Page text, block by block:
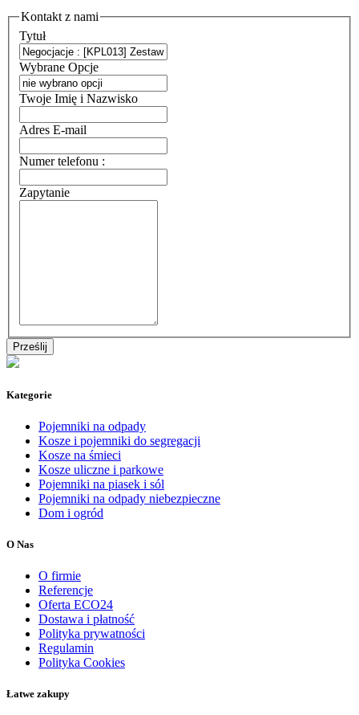
Kontakt z nami
Tytuł
Wybrane Opcje
Twoje Imię i Nazwisko
Adres E-mail
Numer telefonu :
Zapytanie
Kategorie
Pojemniki na odpady
Kosze i pojemniki do segregacji
Kosze na śmieci
Kosze uliczne i parkowe
Pojemniki na piasek i sól
Pojemniki na odpady niebezpieczne
Dom i ogród
O Nas
O firmie
Referencje
Oferta ECO24
Dostawa i płatność
Polityka prywatności
Regulamin
Polityka Cookies
Łatwe zakupy